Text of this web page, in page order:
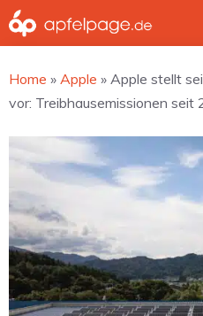
Zum
Inhalt
Home » Apple » Apple stellt
vor: Treibhausemissionen